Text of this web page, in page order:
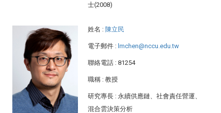
士(2008)
姓名 : 陳立民
電子郵件 : lmchen@nccu.edu.tw
聯絡電話 : 81254
職稱 : 教授
研究專長 : 永續供應鏈、社會責任營運、
混合雲決策分析